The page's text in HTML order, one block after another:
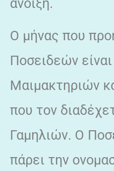
άνοιξη.
Ο μήνας που
Ποσειδεών
Μαιμακτηριών
που τον
Γαμηλιών. Ο
πάρει την